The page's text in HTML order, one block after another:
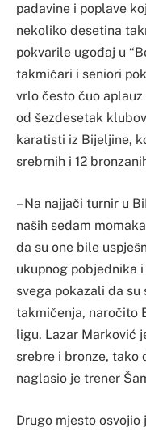
padavine i poplave
nekoliko desetina
pokvarile ugođaj u
takmičari i seniori
vrlo često čuo
od šezdesetak
karatisti iz Bijeljine,
srebrnih i 12
– Na najjači turnir u
naših sedam
da su one bile
ukupnog pobjednika
svega pokazali da
takmičenja, naročito
ligu. Lazar Marković
srebre i bronze, tako
naglasio je trener
Drugo mjesto osvojio